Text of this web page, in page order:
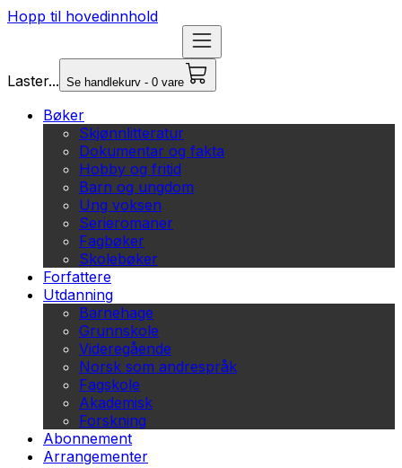
Hopp til hovedinnhold
Laster... Se handlekurv - 0 vare
Bøker
Skjønnlitteratur
Dokumentar og fakta
Hobby og fritid
Barn og ungdom
Ung voksen
Serieromaner
Fagbøker
Skolebøker
Forfattere
Utdanning
Barnehage
Grunnskole
Videregående
Norsk som andrespråk
Fagskole
Akademisk
Forskning
Abonnement
Arrangementer